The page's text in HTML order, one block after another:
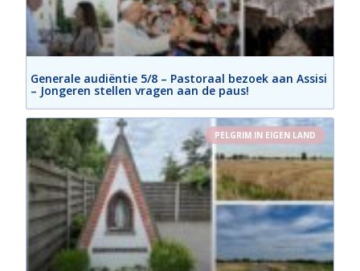
Generale audiëntie 5/8 – Pastoraal bezoek aan Assisi
– Jongeren stellen vragen aan de paus!
PELGRIM IN EIGEN LAND